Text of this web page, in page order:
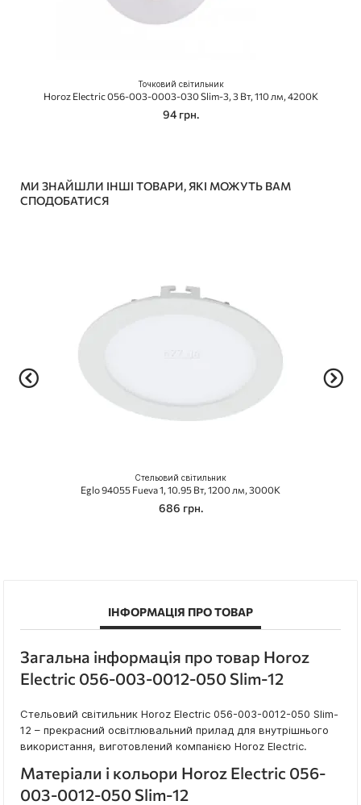
Точковий світильник
Horoz Electric 056-003-0003-030 Slim-3, 3 Вт, 110 лм, 4200K
94 грн.
МИ ЗНАЙШЛИ ІНШІ ТОВАРИ, ЯКІ МОЖУТЬ ВАМ
СПОДОБАТИСЯ
Стельовий світильник
Eglo 94055 Fueva 1, 10.95 Вт, 1200 лм, 3000K
686 грн.
ІНФОРМАЦІЯ ПРО ТОВАР
Загальна інформація про товар Horoz
Electric 056-003-0012-050 Slim-12
Стельовий світильник Horoz Electric 056-003-0012-050 Slim-
12 – прекрасний освітлювальний прилад для внутрішнього
використання, виготовлений компанією Horoz Electric.
Матеріали і кольори Horoz Electric 056-
003-0012-050 Slim-12